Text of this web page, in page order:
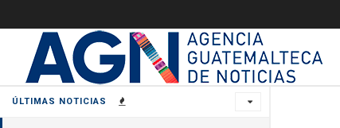
ÚLTIMAS NOTICIAS